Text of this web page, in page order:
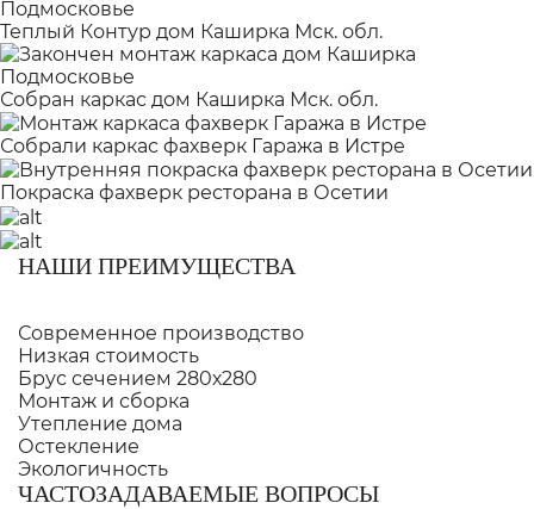
Теплый Контур дом Каширка Мск. обл.
Собран каркас дом Каширка Мск. обл.
Собрали каркас фахверк Гаража в Истре
Покраска фахверк ресторана в Осетии
НАШИ ПРЕИМУЩЕСТВА
Современное производство
Низкая стоимость
Брус сечением 280х280
Монтаж и сборка
Утепление дома
Остекление
Экологичность
ЧАСТОЗАДАВАЕМЫЕ ВОПРОСЫ